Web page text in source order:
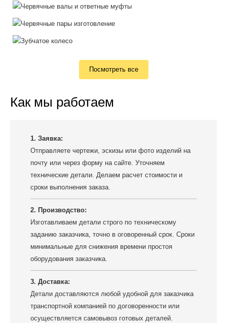
Посмотреть все
Как мы работаем
1. Заявка:
Отправляете чертежи, эскизы или фото изделий на
почту или через форму на сайте. Уточняем
технические детали. Делаем расчет стоимости и
сроки выполнения заказа.
2. Производство:
Изготавливаем детали строго по техническому
заданию заказчика, точно в оговоренный срок. Сроки
минимальные для снижения времени простоя
оборудования заказчика.
3. Доставка:
Детали доставляются любой удобной для заказчика
транспортной компанией по договоренности или
осуществляется самовывоз готовых деталей.